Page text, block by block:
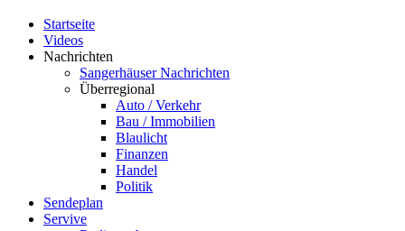
Startseite
Videos
Nachrichten
Sangerhäuser Nachrichten
Überregional
Auto / Verkehr
Bau / Immobilien
Blaulicht
Finanzen
Handel
Politik
Sendeplan
Servive